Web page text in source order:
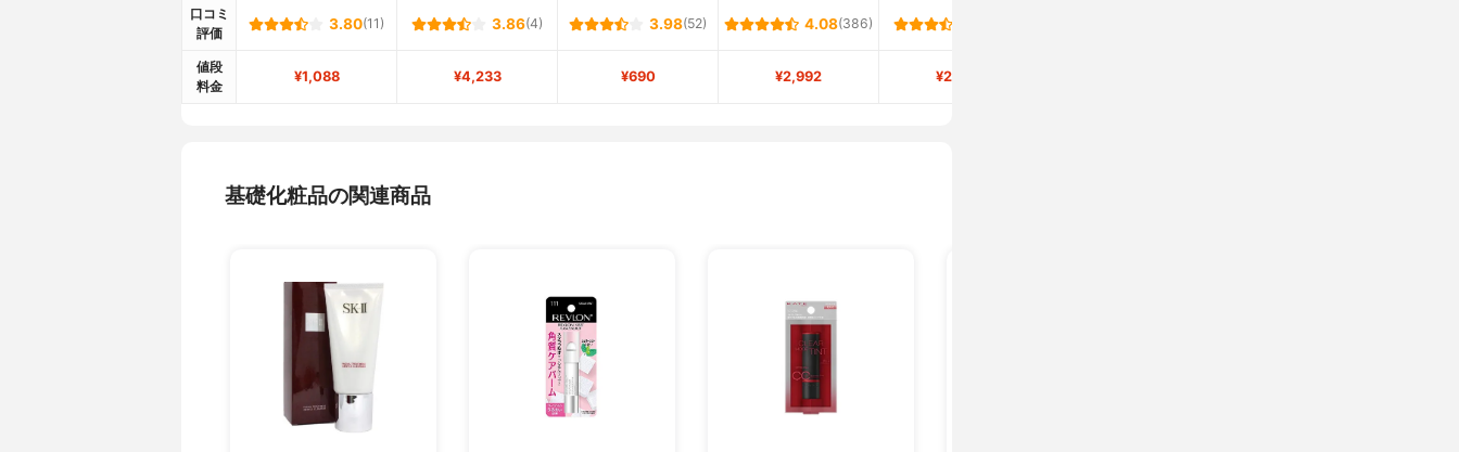
口コミ
評価
3.80(11) 3.86(4) 3.98(52) 4.08(386)
値段
料金
¥1,088 ¥4,233 ¥690 ¥2,992 ¥2,830
基礎化粧品の関連商品